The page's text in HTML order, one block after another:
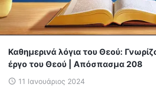
Καθημερινά λόγια του Θεού:
έργο του Θεού | Απόσπασμα 208
11 Ιανουάριος 2024